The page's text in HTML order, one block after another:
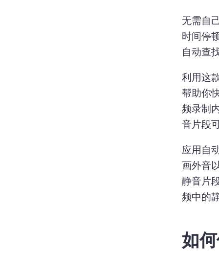
无需自
时间停
自动查
利用这
帮助你
频录制
音片段
应用自
画外音
静音片
频中的
如